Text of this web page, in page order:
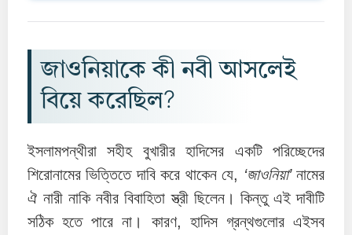
জাওনিয়াকে কী নবী আসলেই
বিয়ে করেছিল?
ইসলামপন্থীরা সহীহ বুখারীর হাদিসের একটি পরিচ্ছেদের
শিরোনামের ভিত্তিতে দাবি করে থাকেন যে, ‘জাওনিয়া’নামের
ঐ নারী নাকি নবীর বিবাহিতা স্ত্রী ছিলেন। কিন্তু এই দাবীটি
সঠিক হতে পারে না। কারণ, হাদিস গ্রন্থগুলোর এইসব